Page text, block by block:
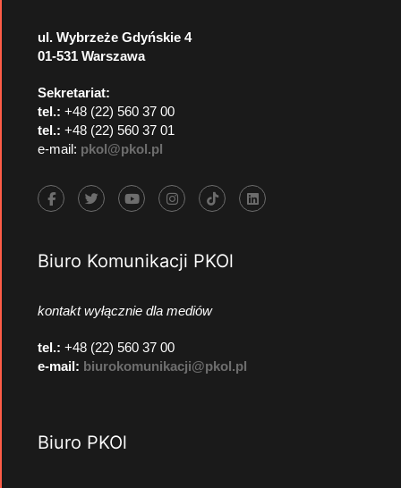
ul. Wybrzeże Gdyńskie 4
01-531 Warszawa
Sekretariat:
tel.: +48 (22) 560 37 00
tel.: +48 (22) 560 37 01
e-mail: pkol@pkol.pl
Biuro Komunikacji PKOl
kontakt wyłącznie dla mediów
tel.: +48 (22) 560 37 00
e-mail: biurokomunikacji@pkol.pl
Biuro PKOl